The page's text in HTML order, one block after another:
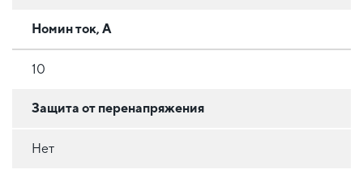
Номин ток, А
10
Защита от перенапряжения
Нет